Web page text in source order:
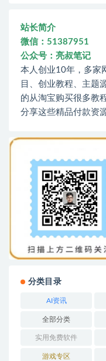
站长简介
微信：51387951
公众号：亮叔笔记
本人创业10年，多家
目、创业教程、主题
的从淘宝购买很多教
分享这些精品付款资源
分类目录
AI资讯
全部分类
实用免费软件
游戏专区